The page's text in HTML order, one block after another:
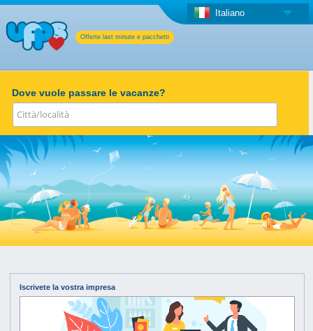
Offerte last minute e pacchetti
Italiano
Dove vuole passare le vacanze?
Iscrivete la vostra impresa